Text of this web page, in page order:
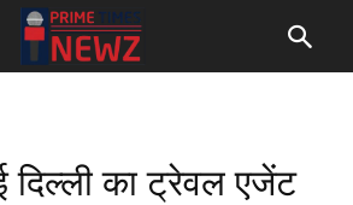
दिल्ली का ट्रेवल एजेंट